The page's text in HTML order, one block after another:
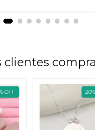
e pretendo fazer
clientes
OFF 20